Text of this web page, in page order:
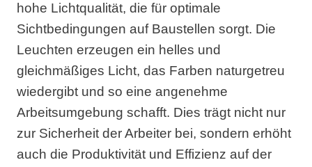
hohe Lichtqualität, die für optimale
Sichtbedingungen auf Baustellen sorgt. Die
Leuchten erzeugen ein helles und
gleichmäßiges Licht, das Farben naturgetreu
wiedergibt und so eine angenehme
Arbeitsumgebung schafft. Dies trägt nicht nur
zur Sicherheit der Arbeiter bei, sondern erhöht
auch die Produktivität und Effizienz auf der